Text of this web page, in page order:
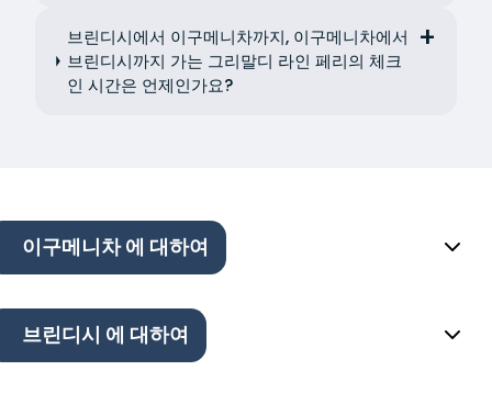
브린디시에서 이구메니차까지, 이구메니차에서
브린디시까지 가는 그리말디 라인 페리의 체크
인 시간은 언제인가요?
이구메니차 에 대하여
브린디시 에 대하여